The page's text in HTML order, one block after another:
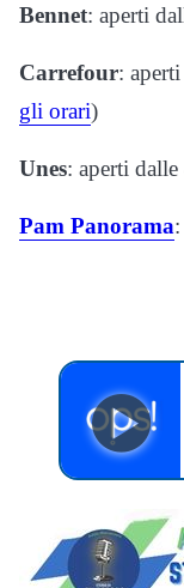
Bennet: aperti
Carrefour:
gli orari)
Unes: aperti
Pam Panorama